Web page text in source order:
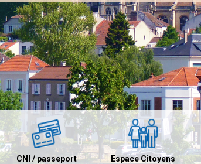
CNI / passeport Espace Citoyens